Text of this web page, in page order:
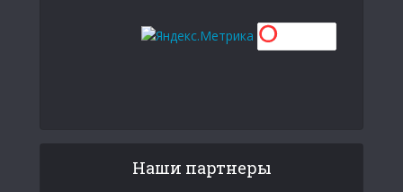
Наши партнеры